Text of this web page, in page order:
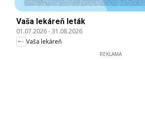
Vaša lekáreň leták
01.07.2026-31.08.2026
Vaša lekáreň
REKLAMA